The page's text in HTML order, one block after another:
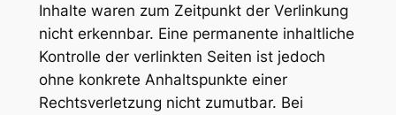
Inhalte waren zum Zeitpunkt der Verlinkung
nicht erkennbar. Eine permanente inhaltliche
Kontrolle der verlinkten Seiten ist jedoch
ohne konkrete Anhaltspunkte einer
Rechtsverletzung nicht zumutbar. Bei